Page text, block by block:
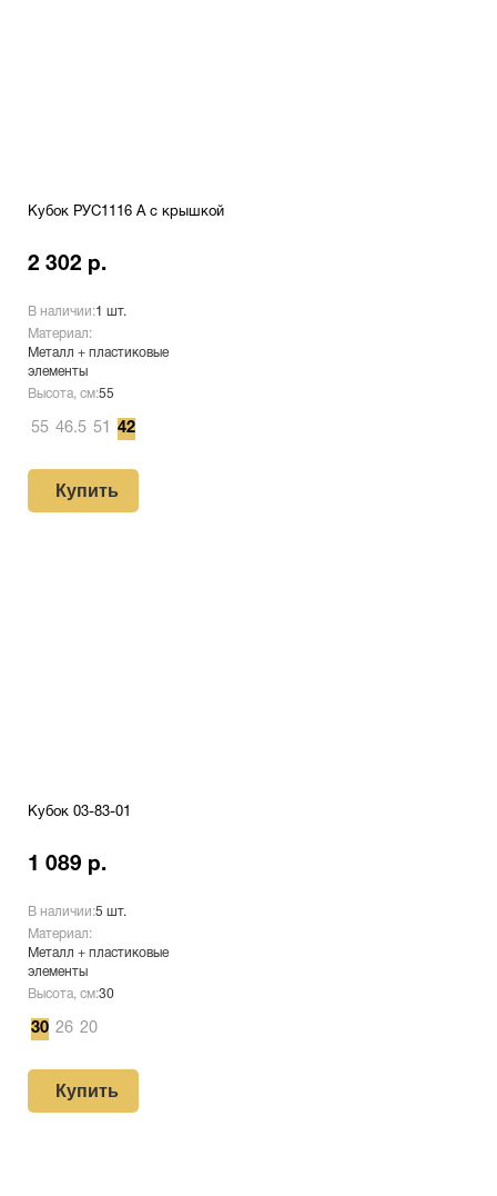
Кубок РУС1116 A с крышкой
2 302 р.
В наличии:1 шт.
Материал:
Металл + пластиковые
элементы
Высота, см:55
55 46.5 51 42
Купить
Кубок 03-83-01
1 089 р.
В наличии:5 шт.
Материал:
Металл + пластиковые
элементы
Высота, см:30
30 26 20
Купить